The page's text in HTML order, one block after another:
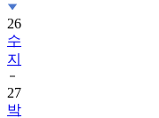
26
수
지
27
박